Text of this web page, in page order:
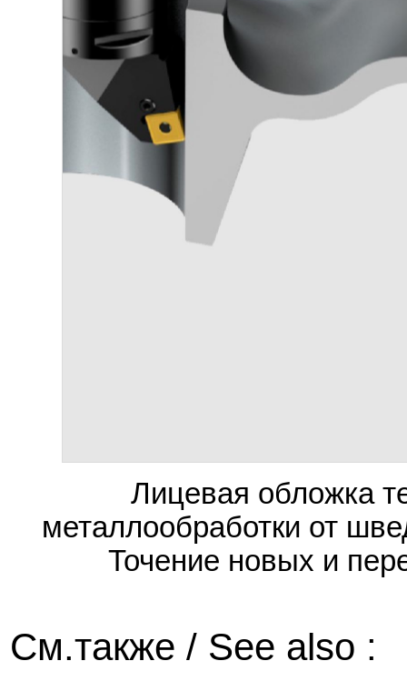
Лицевая обложка
металлообработки от
Точение новых и
См.также / See also :